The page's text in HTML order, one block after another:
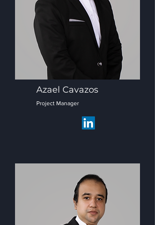
Azael Cavazos
Project Manager